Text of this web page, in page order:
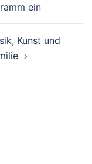
ein
Kunst und